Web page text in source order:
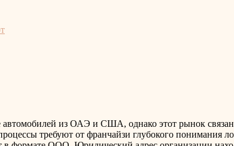
автомобилей из ОАЭ и США, однако этот рынок
требуют от франчайзи глубокого понимания